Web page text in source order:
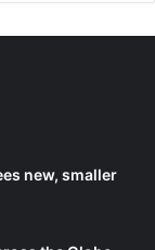
new, smaller